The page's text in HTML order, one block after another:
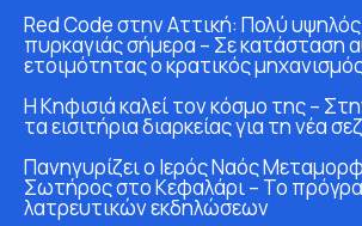
Red Code στην Αττική: Πολύ
πυρκαγιάς σήμερα – Σε κατάσταση
ετοιμότητας ο κρατικός
Η Κηφισιά καλεί τον κόσμο της –
τα εισιτήρια διαρκείας για τη νέα
Πανηγυρίζει ο Ιερός Ναός
Σωτήρος στο Κεφαλάρι – Το
λατρευτικών εκδηλώσεων